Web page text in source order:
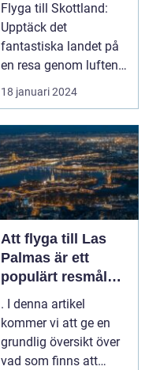
Flyga till Skottland:
Upptäck det
fantastiska landet på
en resa genom luften
Introduktion: Att flyg...
18 januari 2024
Att flyga till Las
Palmas är ett
populärt resmål
för många
resenärer, som
dras till de vackra
stränderna, det
. I denna artikel
kommer vi att ge en
grundlig översikt över
vad som finns att